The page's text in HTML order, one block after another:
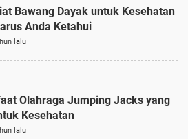
Bawang Dayak untuk Kesehatan
Anda Ketahui
lalu
Olahraga Jumping Jacks yang
Kesehatan
lalu